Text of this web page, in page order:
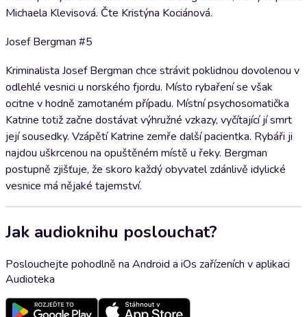
Michaela Klevisová. Čte Kristýna Kociánová.
Josef Bergman #5
Kriminalista Josef Bergman chce strávit poklidnou dovolenou v
odlehlé vesnici u norského fjordu. Místo rybaření se však
ocitne v hodně zamotaném případu. Místní psychosomatička
Katrine totiž začne dostávat výhružné vzkazy, vyčítající jí smrt
její sousedky. Vzápětí Katrine zemře další pacientka. Rybáři ji
najdou uškrcenou na opuštěném místě u řeky. Bergman
postupně zjišťuje, že skoro každý obyvatel zdánlivě idylické
vesnice má nějaké tajemství.
Jak audioknihu poslouchat?
Poslouchejte pohodlně na Android a iOs zařízeních v aplikaci
Audioteka